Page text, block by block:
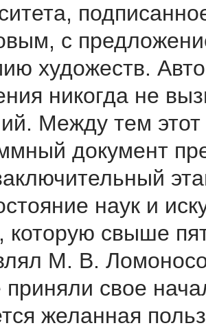
с
художеств.
никогда не
Между тем этот
документ
наук и
которую свыше
М. В.
приняли свое
желанная